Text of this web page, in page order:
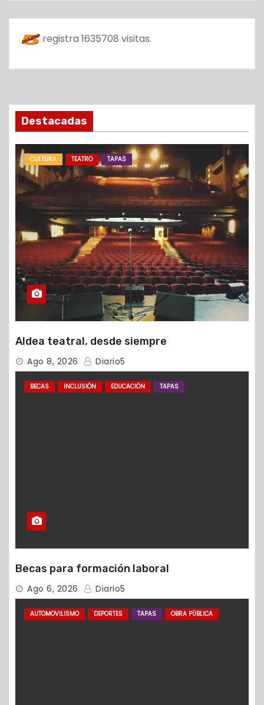
registra 1635708 visitas.
Destacadas
CULTURA TEATRO TAPAS
Aldea teatral, desde siempre
Ago 8, 2026 Diario5
BECAS INCLUSIÓN EDUCACIÓN TAPAS
Becas para formación laboral
Ago 6, 2026 Diario5
AUTOMOVILISMO DEPORTES TAPAS OBRA PÚBLICA